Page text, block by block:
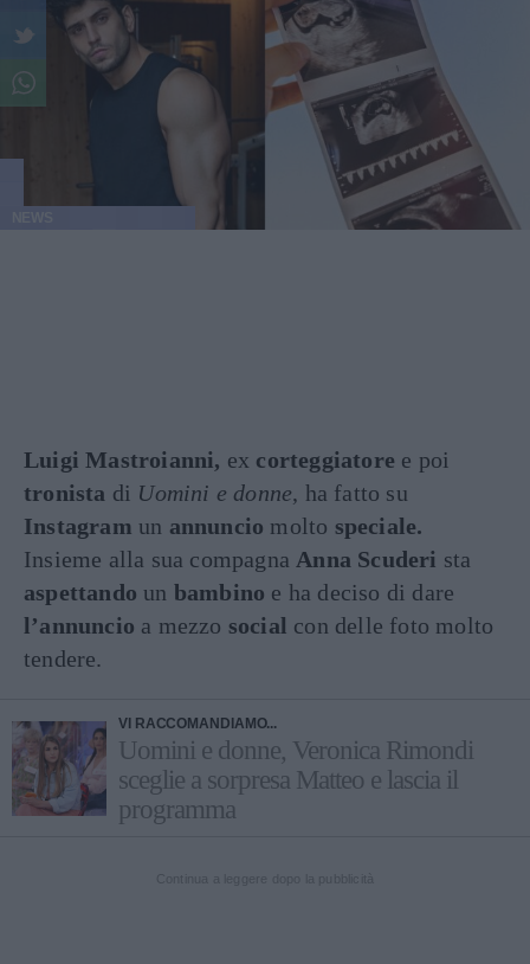
Luigi Mastroianni, ex corteggiatore e poi
tronista di Uomini e donne, ha fatto su
Instagram un annuncio molto speciale.
Insieme alla sua compagna Anna Scuderi sta
aspettando un bambino e ha deciso di dare
l’annuncio a mezzo social con delle foto molto
tendere.
VI RACCOMANDIAMO...
Uomini e donne, Veronica Rimondi
sceglie a sorpresa Matteo e lascia il
programma